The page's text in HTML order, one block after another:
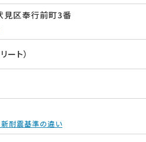
見区奉行前町3番
ート）
耐震基準の違い